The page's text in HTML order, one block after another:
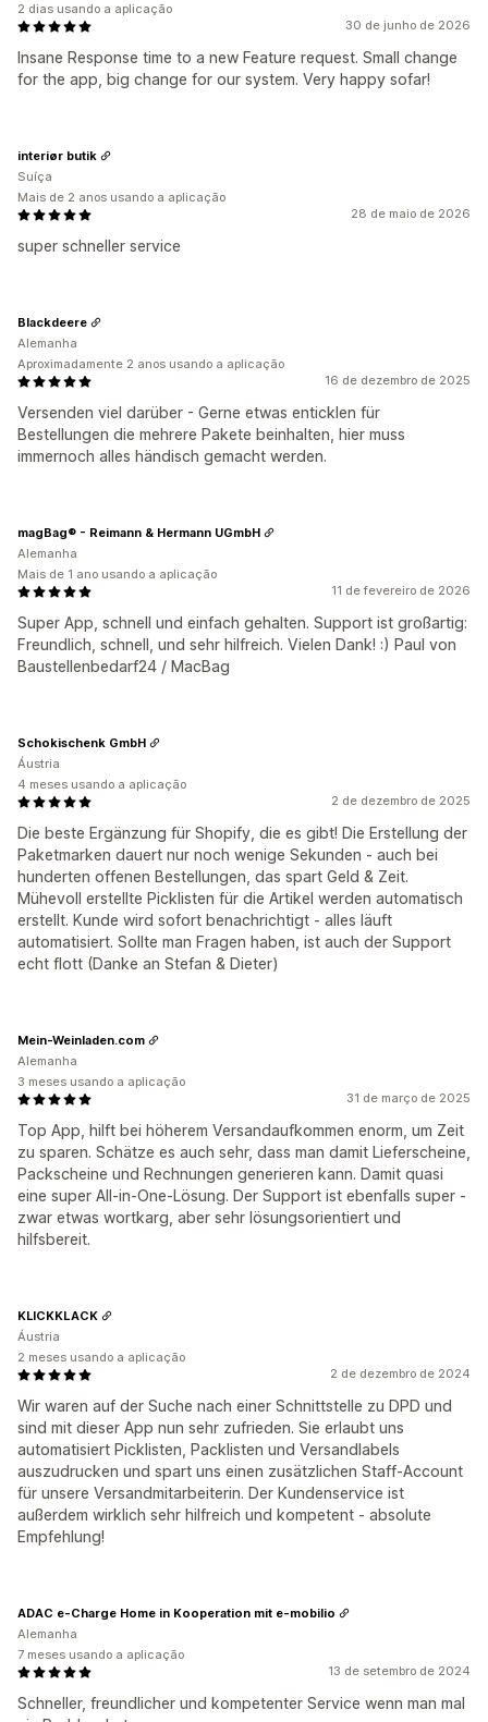
30 de junho de 2026
Insane Response time to a new Feature request. Small change
for the app, big change for our system. Very happy sofar!
2 dias usando a aplicação
28 de maio de 2026
super schneller service
interiør butik
Suíça
Mais de 2 anos usando a aplicação
16 de dezembro de 2025
Versenden viel darüber - Gerne etwas enticklen für
Bestellungen die mehrere Pakete beinhalten, hier muss
immernoch alles händisch gemacht werden.
Blackdeere
Alemanha
Aproximadamente 2 anos usando a aplicação
11 de fevereiro de 2026
Super App, schnell und einfach gehalten. Support ist großartig:
Freundlich, schnell, und sehr hilfreich. Vielen Dank! :) Paul von
Baustellenbedarf24 / MacBag
magBag® - Reimann & Hermann UGmbH
Alemanha
Mais de 1 ano usando a aplicação
2 de dezembro de 2025
Die beste Ergänzung für Shopify, die es gibt! Die Erstellung der
Paketmarken dauert nur noch wenige Sekunden - auch bei
hunderten offenen Bestellungen, das spart Geld & Zeit.
Mühevoll erstellte Picklisten für die Artikel werden automatisch
erstellt. Kunde wird sofort benachrichtigt - alles läuft
automatisiert. Sollte man Fragen haben, ist auch der Support
echt flott (Danke an Stefan & Dieter)
Schokischenk GmbH
Áustria
4 meses usando a aplicação
31 de março de 2025
Top App, hilft bei höherem Versandaufkommen enorm, um Zeit
zu sparen. Schätze es auch sehr, dass man damit Lieferscheine,
Packscheine und Rechnungen generieren kann. Damit quasi
eine super All-in-One-Lösung. Der Support ist ebenfalls super -
zwar etwas wortkarg, aber sehr lösungsorientiert und
hilfsbereit.
Mein-Weinladen.com
Alemanha
3 meses usando a aplicação
2 de dezembro de 2024
Wir waren auf der Suche nach einer Schnittstelle zu DPD und
sind mit dieser App nun sehr zufrieden. Sie erlaubt uns
automatisiert Picklisten, Packlisten und Versandlabels
auszudrucken und spart uns einen zusätzlichen Staff-Account
für unsere Versandmitarbeiterin. Der Kundenservice ist
außerdem wirklich sehr hilfreich und kompetent - absolute
Empfehlung!
KLICKKLACK
Áustria
2 meses usando a aplicação
13 de setembro de 2024
Schneller, freundlicher und kompetenter Service wenn man mal
ADAC e-Charge Home in Kooperation mit e-mobilio
Alemanha
7 meses usando a aplicação